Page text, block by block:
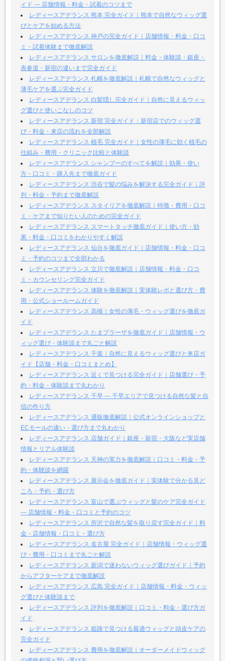
イド — 店舗情報・料金・試着のコツまで
レディースアデランス 熊本 完全ガイド｜熊本で自然なウィッグ選
びとケアを始める方法
レディースアデランス 神戸の完全ガイド｜店舗情報・料金・口コ
ミ・試着体験まで徹底解説
レディースアデランス サロンを徹底解説｜料金・体験談・銀座・
表参道・新宿の違いまで完全ガイド
レディースアデランス 札幌を徹底解説｜札幌で自然なウィッグと
薄毛ケアを選ぶ完全ガイド
レディースアデランス 白髪隠し完全ガイド｜自然に見えるウィッ
グ選びと使いこなしのコツ
レディースアデランス 新宿 完全ガイド：新宿店でのウィッグ選
び・料金・来店の流れを全部解説
レディースアデランス 植毛 完全ガイド｜女性の薄毛に効く植毛の
仕組み・費用・クリニック比較と体験談
レディースアデランス シャンプーのすべてを解説｜効果・使い
方・口コミ・購入先まで徹底ガイド
レディースアデランス 渋谷で髪の悩みを解決する完全ガイド｜評
判・料金・予約まで徹底解説
レディースアデランス スタイリアを徹底解説｜特徴・費用・口コ
ミ・ケアまで知りたい人のための完全ガイド
レディースアデランス スマートタッチ徹底ガイド｜使い方・効
果・料金・口コミをわかりやすく解説
レディースアデランス 仙台を徹底ガイド｜店舗情報・料金・口コ
ミ・予約のコツまで全部わかる
レディースアデランス 立川で徹底解説｜店舗情報・料金・口コ
ミ・カウンセリング完全ガイド
レディースアデランス 体験を徹底解説｜実体験レポと選び方・費
用・公式ショールームガイド
レディースアデランス 高槻｜女性の薄毛・ウィッグ選びを徹底ガ
イド
レディースアデランス たまプラーザを徹底ガイド｜店舗情報・ウ
ィッグ選び・体験談まで丸ごと解説
レディースアデランス 千葉｜自然に見えるウィッグ選びと来店ガ
イド【店舗・料金・口コミまとめ】
レディースアデランス 近くで見つける完全ガイド｜店舗選び・予
約・料金・体験談まで丸わかり
レディースアデランス 千早 — 千早エリアで見つける自然な髪と自
信の作り方
レディースアデランス 通販徹底解説｜公式オンラインショップと
ECモールの違い・選び方まで丸わかり
レディースアデランス 店舗ガイド｜銀座・新宿・大阪など実店舗
情報とリアル体験談
レディースアデランス 天神の実力を徹底解説｜口コミ・料金・予
約・体験談を網羅
レディースアデランス 展示会を徹底ガイド｜実体験で分かる見ど
ころ・予約・選び方
レディースアデランス 富山で選ぶウィッグと髪のケア完全ガイド
— 店舗情報・料金・口コミと予約のコツ
レディースアデランス 所沢で自然な髪を取り戻す完全ガイド｜料
金・店舗情報・口コミ・選び方
レディースアデランス 名古屋 完全ガイド｜店舗情報・ウィッグ選
び・費用・口コミまで丸ごと解説
レディースアデランス 新潟で迷わないウィッグ選びガイド｜予約
からアフターケアまで徹底解説
レディースアデランス 広島 完全ガイド｜店舗情報・料金・ウィッ
グ選びと体験談まで
レディースアデランス 評判を徹底解説｜口コミ・料金・選び方ガ
イド
レディースアデランス 姫路で見つける最適ウィッグと頭皮ケアの
完全ガイド
レディースアデランス 費用を徹底解説｜オーダーメイドウィッグ